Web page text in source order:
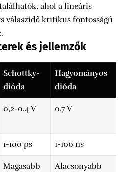
ahol a lineáris
válaszidő kritikus fontosságú
és jellemzők
Schottky-
dióda
Hagyományos
dióda
0,2-0,4 V 0,7 V
1-100 ps 1-100 ns
Magasabb Alacsonyabb